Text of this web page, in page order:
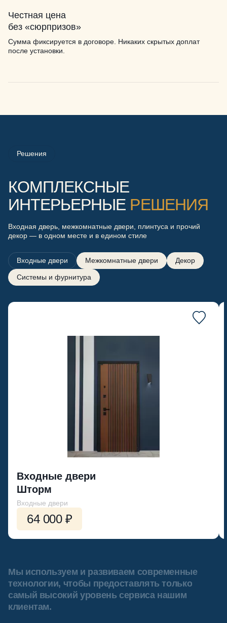
Честная цена
без «сюрпризов»
Сумма фиксируется в договоре. Никаких скрытых доплат
после установки.
Решения
КОМПЛЕКСНЫЕ
ИНТЕРЬЕРНЫЕ РЕШЕНИЯ
Входная дверь, межкомнатные двери, плинтуса и прочий
декор — в одном месте и в едином стиле
Входные двери Межкомнатные двери Декор
Системы и фурнитура
Входные двери
Шторм
Входные двери
64 000 ₽
Мы используем и развиваем современные
технологии, чтобы предоставлять только
самый высокий уровень сервиса нашим
клиентам.